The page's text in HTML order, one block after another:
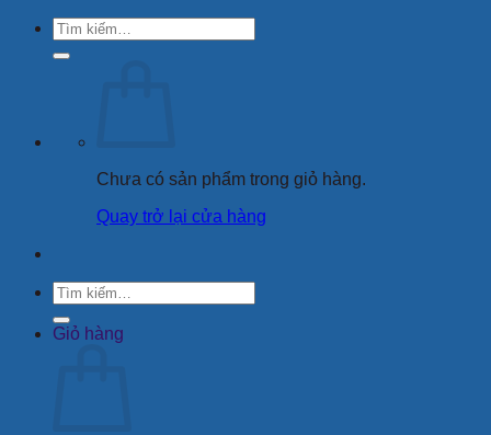
Tìm
kiếm:
Chưa có sản phẩm trong giỏ hàng.
Quay trở lại cửa hàng
Tìm
kiếm:
Giỏ hàng